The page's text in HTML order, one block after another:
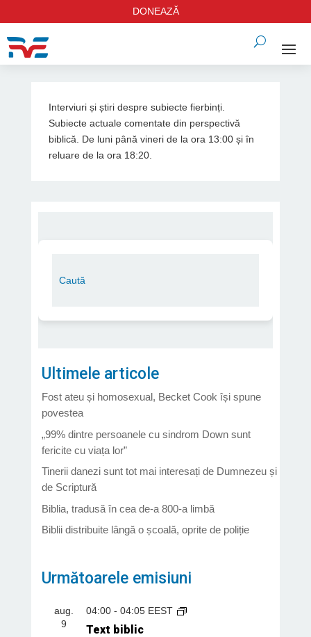
DONEAZĂ
Interviuri și știri despre subiecte fierbinți.
Subiecte actuale comentate din perspectivă
biblică. De luni până vineri de la ora 13:00 și în
reluare de la ora 18:20.
Ultimele articole
Fost ateu și homosexual, Becket Cook își spune
povestea
„99% dintre persoanele cu sindrom Down sunt
fericite cu viața lor”
Tinerii danezi sunt tot mai interesați de Dumnezeu și
de Scriptură
Biblia, tradusă în cea de-a 800-a limbă
Biblii distribuite lângă o școală, oprite de poliție
Următoarele emisiuni
aug.
9
04:00- 04:05 EEST
Text biblic